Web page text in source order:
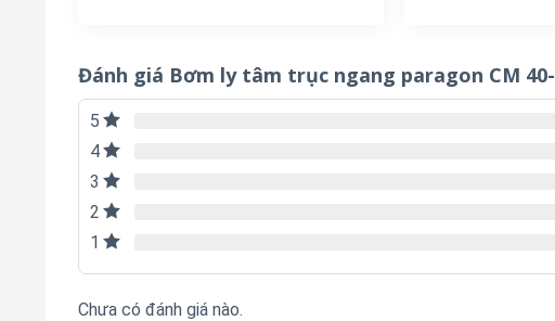
Đánh giá Bơm ly tâm trục ngang paragon CM 40-
5
4
3
2
1
Chưa có đánh giá nào.